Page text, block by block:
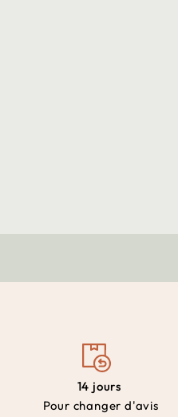
14 jours
Pour changer d'avis